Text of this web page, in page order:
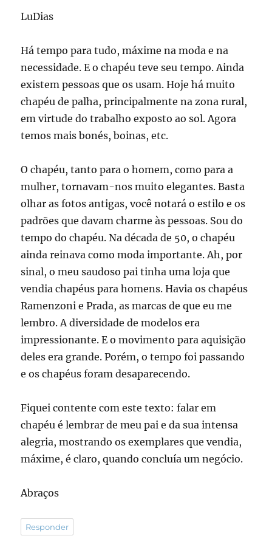
LuDias
Há tempo para tudo, máxime na moda e na
necessidade. E o chapéu teve seu tempo. Ainda
existem pessoas que os usam. Hoje há muito
chapéu de palha, principalmente na zona rural,
em virtude do trabalho exposto ao sol. Agora
temos mais bonés, boinas, etc.
O chapéu, tanto para o homem, como para a
mulher, tornavam-nos muito elegantes. Basta
olhar as fotos antigas, você notará o estilo e os
padrões que davam charme às pessoas. Sou do
tempo do chapéu. Na década de 50, o chapéu
ainda reinava como moda importante. Ah, por
sinal, o meu saudoso pai tinha uma loja que
vendia chapéus para homens. Havia os chapéus
Ramenzoni e Prada, as marcas de que eu me
lembro. A diversidade de modelos era
impressionante. E o movimento para aquisição
deles era grande. Porém, o tempo foi passando
e os chapéus foram desaparecendo.
Fiquei contente com este texto: falar em
chapéu é lembrar de meu pai e da sua intensa
alegria, mostrando os exemplares que vendia,
máxime, é claro, quando concluía um negócio.
Abraços
Responder